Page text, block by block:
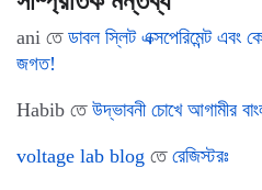
ani তে ডাবল স্লিট এক্সপেরিমেন্ট এবং
জগত!
Habib তে উদ্ভাবনী চোখে আগামীর
voltage lab blog তে রেজিস্টরঃ